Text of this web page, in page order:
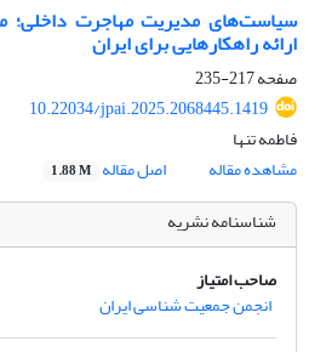
سیاست‌های مدیریت مهاجرت داخلی؛
ارائه راهکارهایی برای ایران
صفحه217-235
10.22034/jpai.2025.2068445.1419
فاطمه تنها
مشاهده مقاله
اصل مقاله 1.88 M
شناسنامه نشریه
صاحب امتیاز
انجمن جمعیت شناسی ایران